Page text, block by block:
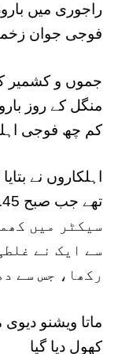
راجوری میں
فوجی جوان
جموں و کشمیر
منگل کے روز
کم چھ فوجی
اہلکاروں نے
سیکٹر میں
سے ایک نے
رکھا، جس سے
ماتا ویشنو
کھول دیا گیا